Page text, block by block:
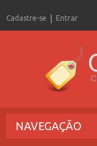
Cadastre-se Entrar
NAVEGAÇÃO